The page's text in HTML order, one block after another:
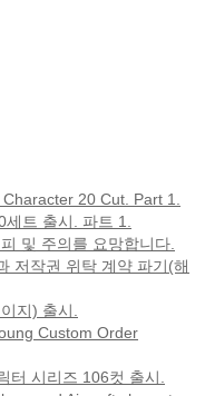
20 Cut. Part 1.
트 출시. 파트 1.
및 주의를 요망합니다.
저작권 위탁 계약 파기(해
지) 출시.
Custom Order
터 시리즈 106컷 출시.